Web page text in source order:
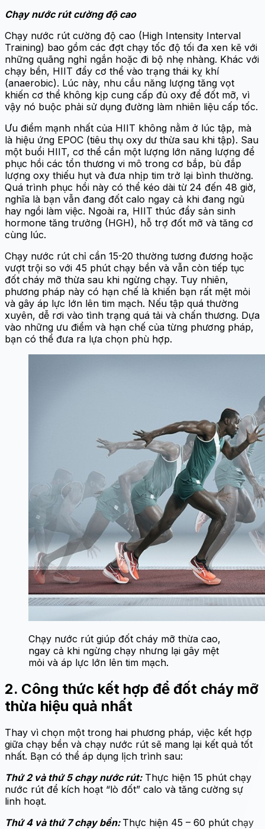
Chạy nước rút cường độ cao
Chạy nước rút cường độ cao (High Intensity Interval
Training) bao gồm các đợt chạy tốc độ tối đa xen kẽ với
những quãng nghỉ ngắn hoặc đi bộ nhẹ nhàng. Khác với
chạy bền, HIIT đẩy cơ thể vào trạng thái kỵ khí
(anaerobic). Lúc này, nhu cầu năng lượng tăng vọt
khiến cơ thể không kịp cung cấp đủ oxy để đốt mỡ, vì
vậy nó buộc phải sử dụng đường làm nhiên liệu cấp tốc.
Ưu điểm mạnh nhất của HIIT không nằm ở lúc tập, mà
là hiệu ứng EPOC (tiêu thụ oxy dư thừa sau khi tập). Sau
một buổi HIIT, cơ thể cần một lượng lớn năng lượng để
phục hồi các tổn thương vi mô trong cơ bắp, bù đắp
lượng oxy thiếu hụt và đưa nhịp tim trở lại bình thường.
Quá trình phục hồi này có thể kéo dài từ 24 đến 48 giờ,
nghĩa là bạn vẫn đang đốt calo ngay cả khi đang ngủ
hay ngồi làm việc. Ngoài ra, HIIT thúc đẩy sản sinh
hormone tăng trưởng (HGH), hỗ trợ đốt mỡ và tăng cơ
cùng lúc.
Chạy nước rút chỉ cần 15-20 thường tương đương hoặc
vượt trội so với 45 phút chạy bền và vẫn còn tiếp tục
đốt cháy mỡ thừa sau khi ngừng chạy. Tuy nhiên,
phương pháp này có hạn chế là khiến bạn rất mệt mỏi
và gây áp lực lớn lên tim mạch. Nếu tập quá thường
xuyên, dễ rơi vào tình trạng quá tải và chấn thương. Dựa
vào những ưu điểm và hạn chế của từng phương pháp,
bạn có thể đưa ra lựa chọn phù hợp.
Chạy nước rút giúp đốt cháy mỡ thừa cao,
ngay cả khi ngừng chạy nhưng lại gây mệt
mỏi và áp lực lớn lên tim mạch.
2. Công thức kết hợp để đốt cháy mỡ
thừa hiệu quả nhất
Thay vì chọn một trong hai phương pháp, việc kết hợp
giữa chạy bền và chạy nước rút sẽ mang lại kết quả tốt
nhất. Bạn có thể áp dụng lịch trình sau:
Thứ 2 và thứ 5 chạy nước rút:Thực hiện 15 phút chạy
nước rút để kích hoạt “lò đốt” calo và tăng cường sự
linh hoạt.
Thứ 4 và thứ 7 chạy bền: Thực hiện 45 – 60 phút chạy